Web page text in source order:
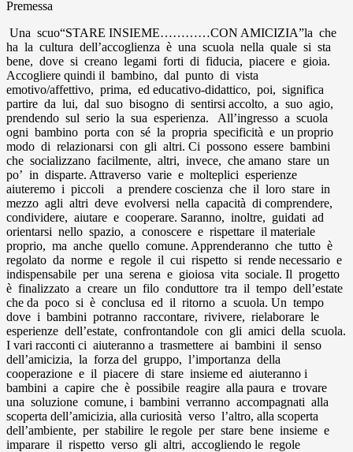
Premessa
Una scuo“STARE INSIEME…………CON AMICIZIA”la che
ha la cultura dell’accoglienza è una scuola nella quale si sta
bene, dove si creano legami forti di fiducia, piacere e gioia.
Accogliere quindi il bambino, dal punto di vista
emotivo/affettivo, prima, ed educativo-didattico, poi, significa
partire da lui, dal suo bisogno di sentirsi accolto, a suo agio,
prendendo sul serio la sua esperienza. All’ingresso a scuola
ogni bambino porta con sé la propria specificità e un proprio
modo di relazionarsi con gli altri. Ci possono essere bambini
che socializzano facilmente, altri, invece, che amano stare un
po’ in disparte. Attraverso varie e molteplici esperienze
aiuteremo i piccoli a prendere coscienza che il loro stare in
mezzo agli altri deve evolversi nella capacità di comprendere,
condividere, aiutare e cooperare. Saranno, inoltre, guidati ad
orientarsi nello spazio, a conoscere e rispettare il materiale
proprio, ma anche quello comune. Apprenderanno che tutto è
regolato da norme e regole il cui rispetto si rende necessario e
indispensabile per una serena e gioiosa vita sociale. Il progetto
è finalizzato a creare un filo conduttore tra il tempo dell’estate
che da poco si è conclusa ed il ritorno a scuola. Un tempo
dove i bambini potranno raccontare, rivivere, rielaborare le
esperienze dell’estate, confrontandole con gli amici della scuola.
I vari racconti ci aiuteranno a trasmettere ai bambini il senso
dell’amicizia, la forza del gruppo, l’importanza della
cooperazione e il piacere di stare insieme ed aiuteranno i
bambini a capire che è possibile reagire alla paura e trovare
una soluzione comune, i bambini verranno accompagnati alla
scoperta dell’amicizia, alla curiosità verso l’altro, alla scoperta
dell’ambiente, per stabilire le regole per stare bene insieme e
imparare il rispetto verso gli altri, accogliendo le regole